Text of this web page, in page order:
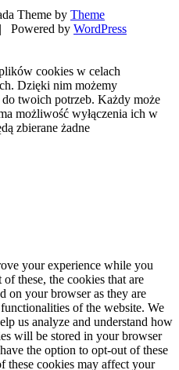
Theme by Theme
by WordPress
cookies w celach
Dzięki nim możemy
twoich potrzeb. Każdy może
możliwość wyłączenia ich w
zbierane żadne
your experience while you
these, the cookies that are
on your browser as they are
of the website. We
us analyze and understand how
will be stored in your browser
the option to opt-out of these
these cookies may affect your